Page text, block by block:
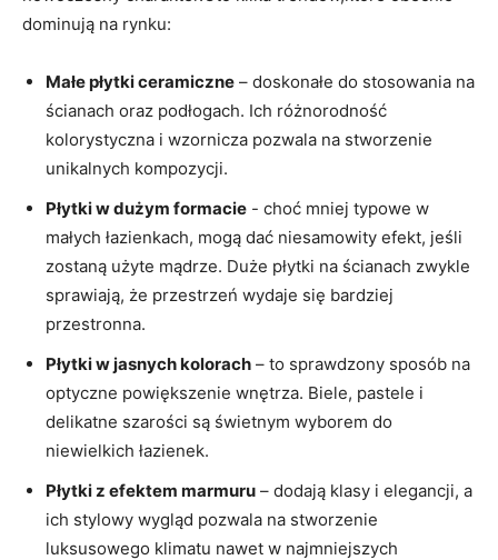
dominują ​na ​rynku:
Małe płytki ceramiczne – doskonałe do stosowania na
ścianach ‌oraz ​podłogach. Ich różnorodność
kolorystyczna⁤ i wzornicza pozwala ‌na stworzenie
unikalnych kompozycji.
Płytki w dużym formacie ⁢-​ choć mniej typowe ‍w
małych łazienkach, mogą ⁢dać⁣ niesamowity efekt, jeśli
zostaną użyte ‌mądrze. Duże płytki na ścianach zwykle
⁢sprawiają, że przestrzeń ‍wydaje się bardziej
przestronna.
Płytki w⁤ jasnych kolorach – to sprawdzony sposób na
optyczne powiększenie wnętrza. Biele, pastele ‌i
⁢delikatne⁤ szarości są⁢ świetnym wyborem do
⁤niewielkich łazienek.
Płytki z efektem marmuru – dodają klasy ⁤i elegancji, a
ich stylowy wygląd pozwala na stworzenie
luksusowego klimatu‍ nawet w najmniejszych